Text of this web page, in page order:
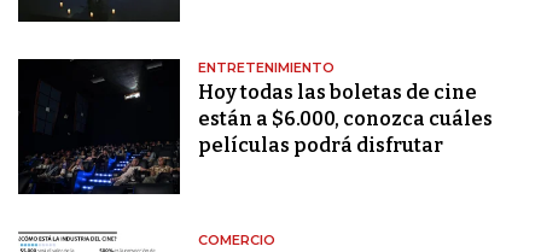
ENTRETENIMIENTO
Hoy todas las boletas de cine
están a $6.000, conozca cuáles
películas podrá disfrutar
COMERCIO